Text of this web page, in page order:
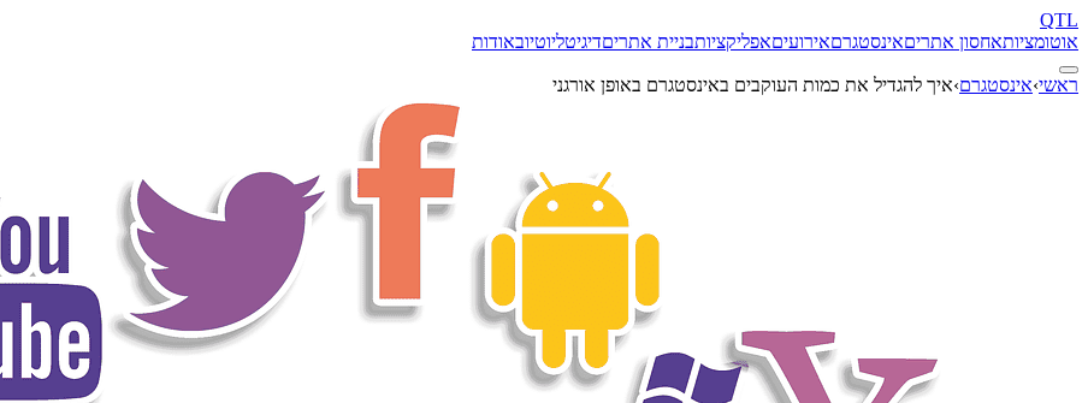
QTL
אוטומציותאחסון אתריםאינסטגרםאירועיםאפליקציותבניית אתריםדיגיטליוטיובאודות
ראשי›אינסטגרם›איך להגדיל את כמות העוקבים באינסטגרם באופן אורגני